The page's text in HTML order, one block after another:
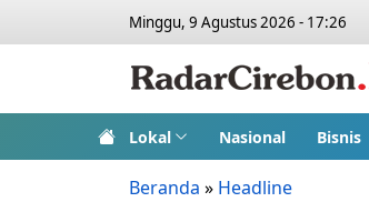
Minggu, 9 Agustus 2026 - 17:26
Lokal Nasional Bisnis
Beranda » Headline